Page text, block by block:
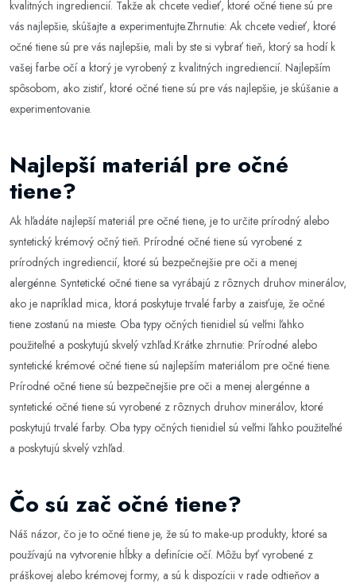
kvalitných ingrediencií. Takže ak chcete vedieť, ktoré očné tiene sú pre
vás najlepšie, skúšajte a experimentujte.Zhrnutie: Ak chcete vedieť, ktoré
očné tiene sú pre vás najlepšie, mali by ste si vybrať tieň, ktorý sa hodí k
vašej farbe očí a ktorý je vyrobený z kvalitných ingrediencií. Najlepším
spôsobom, ako zistiť, ktoré očné tiene sú pre vás najlepšie, je skúšanie a
experimentovanie.
Najlepší materiál pre očné
tiene?
Ak hľadáte najlepší materiál pre očné tiene, je to určite prírodný alebo
syntetický krémový očný tieň. Prírodné očné tiene sú vyrobené z
prírodných ingrediencií, ktoré sú bezpečnejšie pre oči a menej
alergénne. Syntetické očné tiene sa vyrábajú z rôznych druhov minerálov,
ako je napríklad mica, ktorá poskytuje trvalé farby a zaisťuje, že očné
tiene zostanú na mieste. Oba typy očných tienidiel sú veľmi ľahko
použiteľné a poskytujú skvelý vzhľad.Krátke zhrnutie: Prírodné alebo
syntetické krémové očné tiene sú najlepším materiálom pre očné tiene.
Prírodné očné tiene sú bezpečnejšie pre oči a menej alergénne a
syntetické očné tiene sú vyrobené z rôznych druhov minerálov, ktoré
poskytujú trvalé farby. Oba typy očných tienidiel sú veľmi ľahko použiteľné
a poskytujú skvelý vzhľad.
Čo sú zač očné tiene?
Náš názor, čo je to očné tiene je, že sú to make-up produkty, ktoré sa
používajú na vytvorenie hĺbky a definície očí. Môžu byť vyrobené z
práškovej alebo krémovej formy, a sú k dispozícii v rade odtieňov a